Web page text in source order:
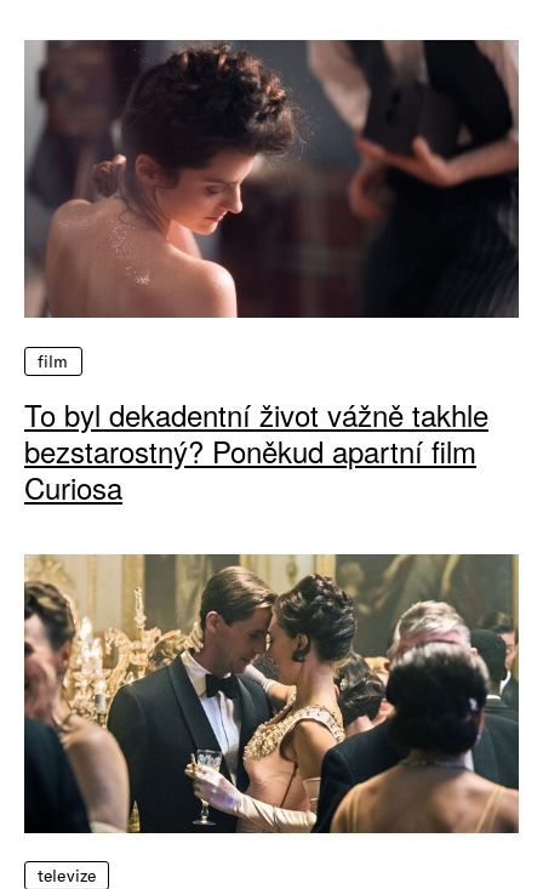
film
To byl dekadentní život vážně takhle
bezstarostný? Poněkud apartní film
Curiosa
televize